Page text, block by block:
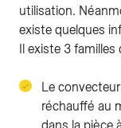
utilisation.
existe quelques
Il existe 3 familles
Le
réchauffé au